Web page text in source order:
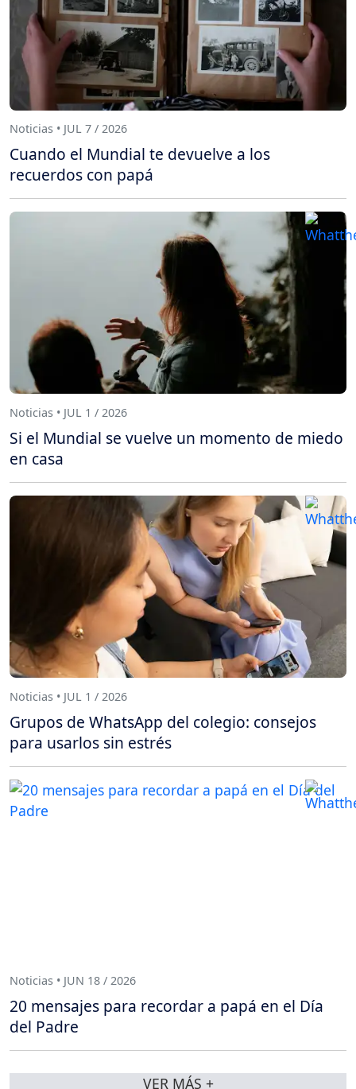
Noticias • JUL 7 / 2026
Cuando el Mundial te devuelve a los
recuerdos con papá
Noticias • JUL 1 / 2026
Si el Mundial se vuelve un momento de miedo
en casa
Noticias • JUL 1 / 2026
Grupos de WhatsApp del colegio: consejos
para usarlos sin estrés
Noticias • JUN 18 / 2026
20 mensajes para recordar a papá en el Día
del Padre
VER MÁS +